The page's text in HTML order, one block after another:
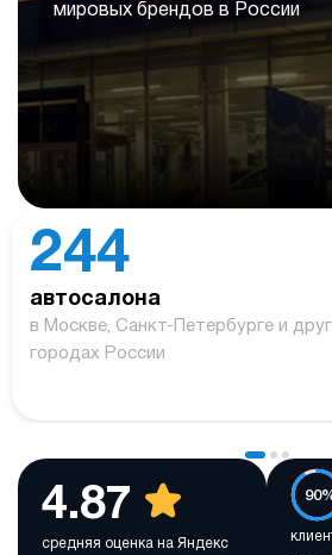
мировых брендов в России
244
автосалона
в Москве, Санкт-Петербурге и
городах России
4.87
средняя оценка на Яндекс